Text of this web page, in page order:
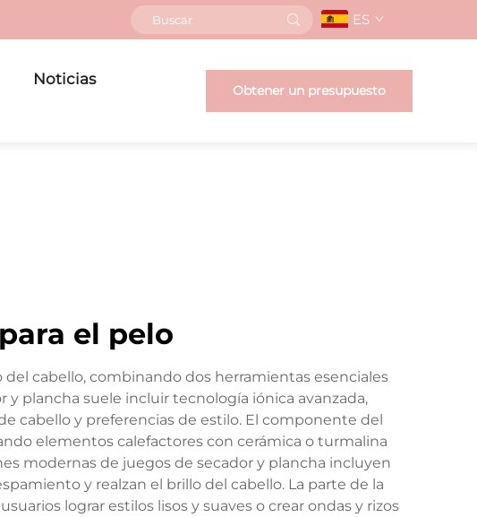
ES
Noticias
Obtener un presupuesto
el pelo
cabello, combinando dos herramientas esenciales
plancha suele incluir tecnología iónica avanzada,
cabello y preferencias de estilo. El componente del
elementos calefactores con cerámica o turmalina
modernas de juegos de secador y plancha incluyen
y realzan el brillo del cabello. La parte de la
lograr estilos lisos y suaves o crear ondas y rizos